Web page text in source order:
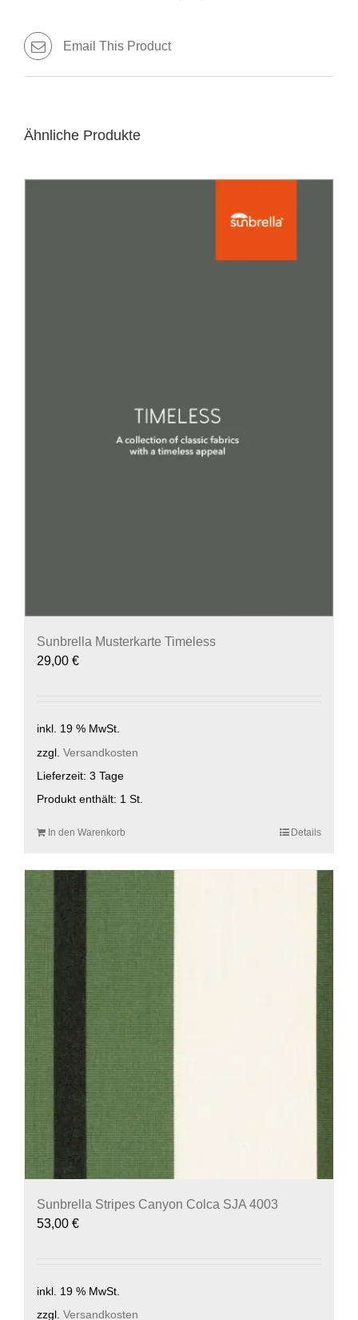
Email This Product
Ähnliche Produkte
Sunbrella Musterkarte Timeless
29,00 €
inkl. 19 % MwSt.
zzgl. Versandkosten
Lieferzeit: 3 Tage
Produkt enthält: 1 St.
In den Warenkorb Details
Sunbrella Stripes Canyon Colca SJA 4003
53,00 €
inkl. 19 % MwSt.
zzgl. Versandkosten